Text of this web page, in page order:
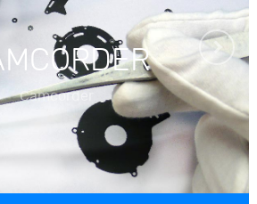
Camcorder